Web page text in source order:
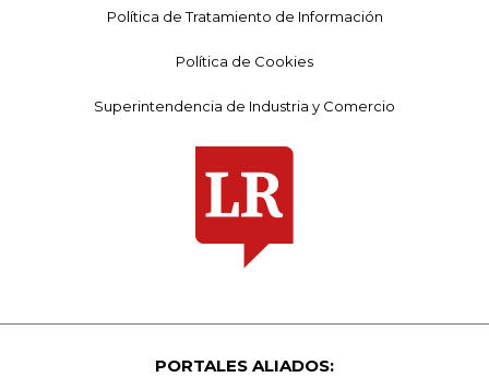
Política de Tratamiento de Información
Política de Cookies
Superintendencia de Industria y Comercio
PORTALES ALIADOS: